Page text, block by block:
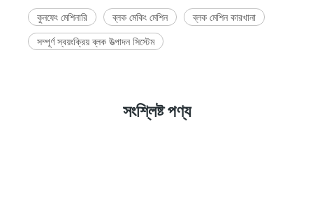
কুনফেং মেশিনারি ব্লক মেকিং মেশিন
ব্লক মেশিন কারখানা
সম্পূর্ণ স্বয়ংক্রিয় ব্লক উত্পাদন সিস্টেম
সংশ্লিষ্ট পণ্য